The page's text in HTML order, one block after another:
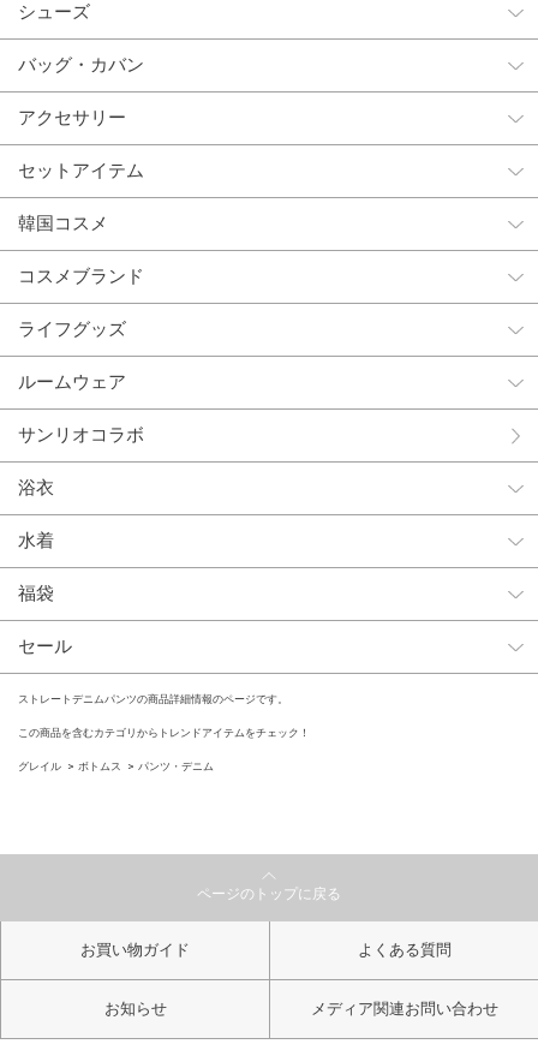
シューズ
バッグ・カバン
アクセサリー
セットアイテム
韓国コスメ
コスメブランド
ライフグッズ
ルームウェア
サンリオコラボ
浴衣
水着
福袋
セール
ストレートデニムパンツの商品詳細情報のページです。
この商品を含むカテゴリからトレンドアイテムをチェック！
グレイル ボトムス パンツ・デニム
ページのトップに戻る
お買い物ガイド よくある質問
お知らせ メディア関連お問い合わせ